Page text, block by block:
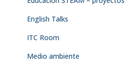
English Talks
ITC Room
Medio ambiente